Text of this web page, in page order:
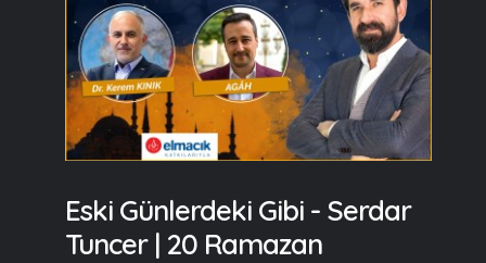
Eski Günlerdeki Gibi - Serdar
Tuncer | 20 Ramazan